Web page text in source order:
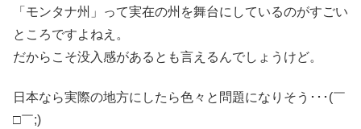
「モンタナ州」って実在の州を舞台にしているのがすごい
ところですよねえ。
だからこそ没入感があるとも言えるんでしょうけど。
日本なら実際の地方にしたら色々と問題になりそう･･･(￣
□￣;)